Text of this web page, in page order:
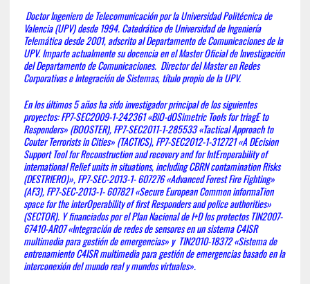
Doctor Ingeniero de Telecomunicación por la Universidad Politécnica de
Valencia (UPV) desde 1994. Catedrático de Universidad de Ingeniería
Telemática desde 2001, adscrito al Departamento de Comunicaciones de la
UPV. Imparte actualmente su docencia en el Master Oficial de Investigación
del Departamento de Comunicaciones. Director del Master en Redes
Corporativas e Integración de Sistemas, título propio de la UPV.
En los últimos 5 años ha sido investigador principal de los siguientes
proyectos: FP7-SEC2009-1-242361 «BiO-dOSimetric Tools for triagE to
Responders» (BOOSTER), FP7-SEC2011-1-285533 «Tactical Approach to
Couter Terrorists in Cities» (TACTICS), FP7-SEC2012-1-312721 «A DEcision
Support Tool for Reconstruction and recovery and for IntEroperability of
international Relief units in situations, including CBRN contamination Risks
(DESTRIERO)», FP7-SEC-2013-1- 607276 «Advanced Forest Fire Fighting»
(AF3), FP7-SEC-2013-1- 607821 «Secure European Common informaTion
space for the interOperability of first Responders and police authorities»
(SECTOR). Y financiados por el Plan Nacional de I+D los protectos TIN2007-
67410-AR07 «Integración de redes de sensores en un sistema C4ISR
multimedia para gestión de emergencias» y TIN2010-18372 «Sistema de
entrenamiento C4ISR multimedia para gestión de emergencias basado en la
interconexión del mundo real y mundos virtuales».